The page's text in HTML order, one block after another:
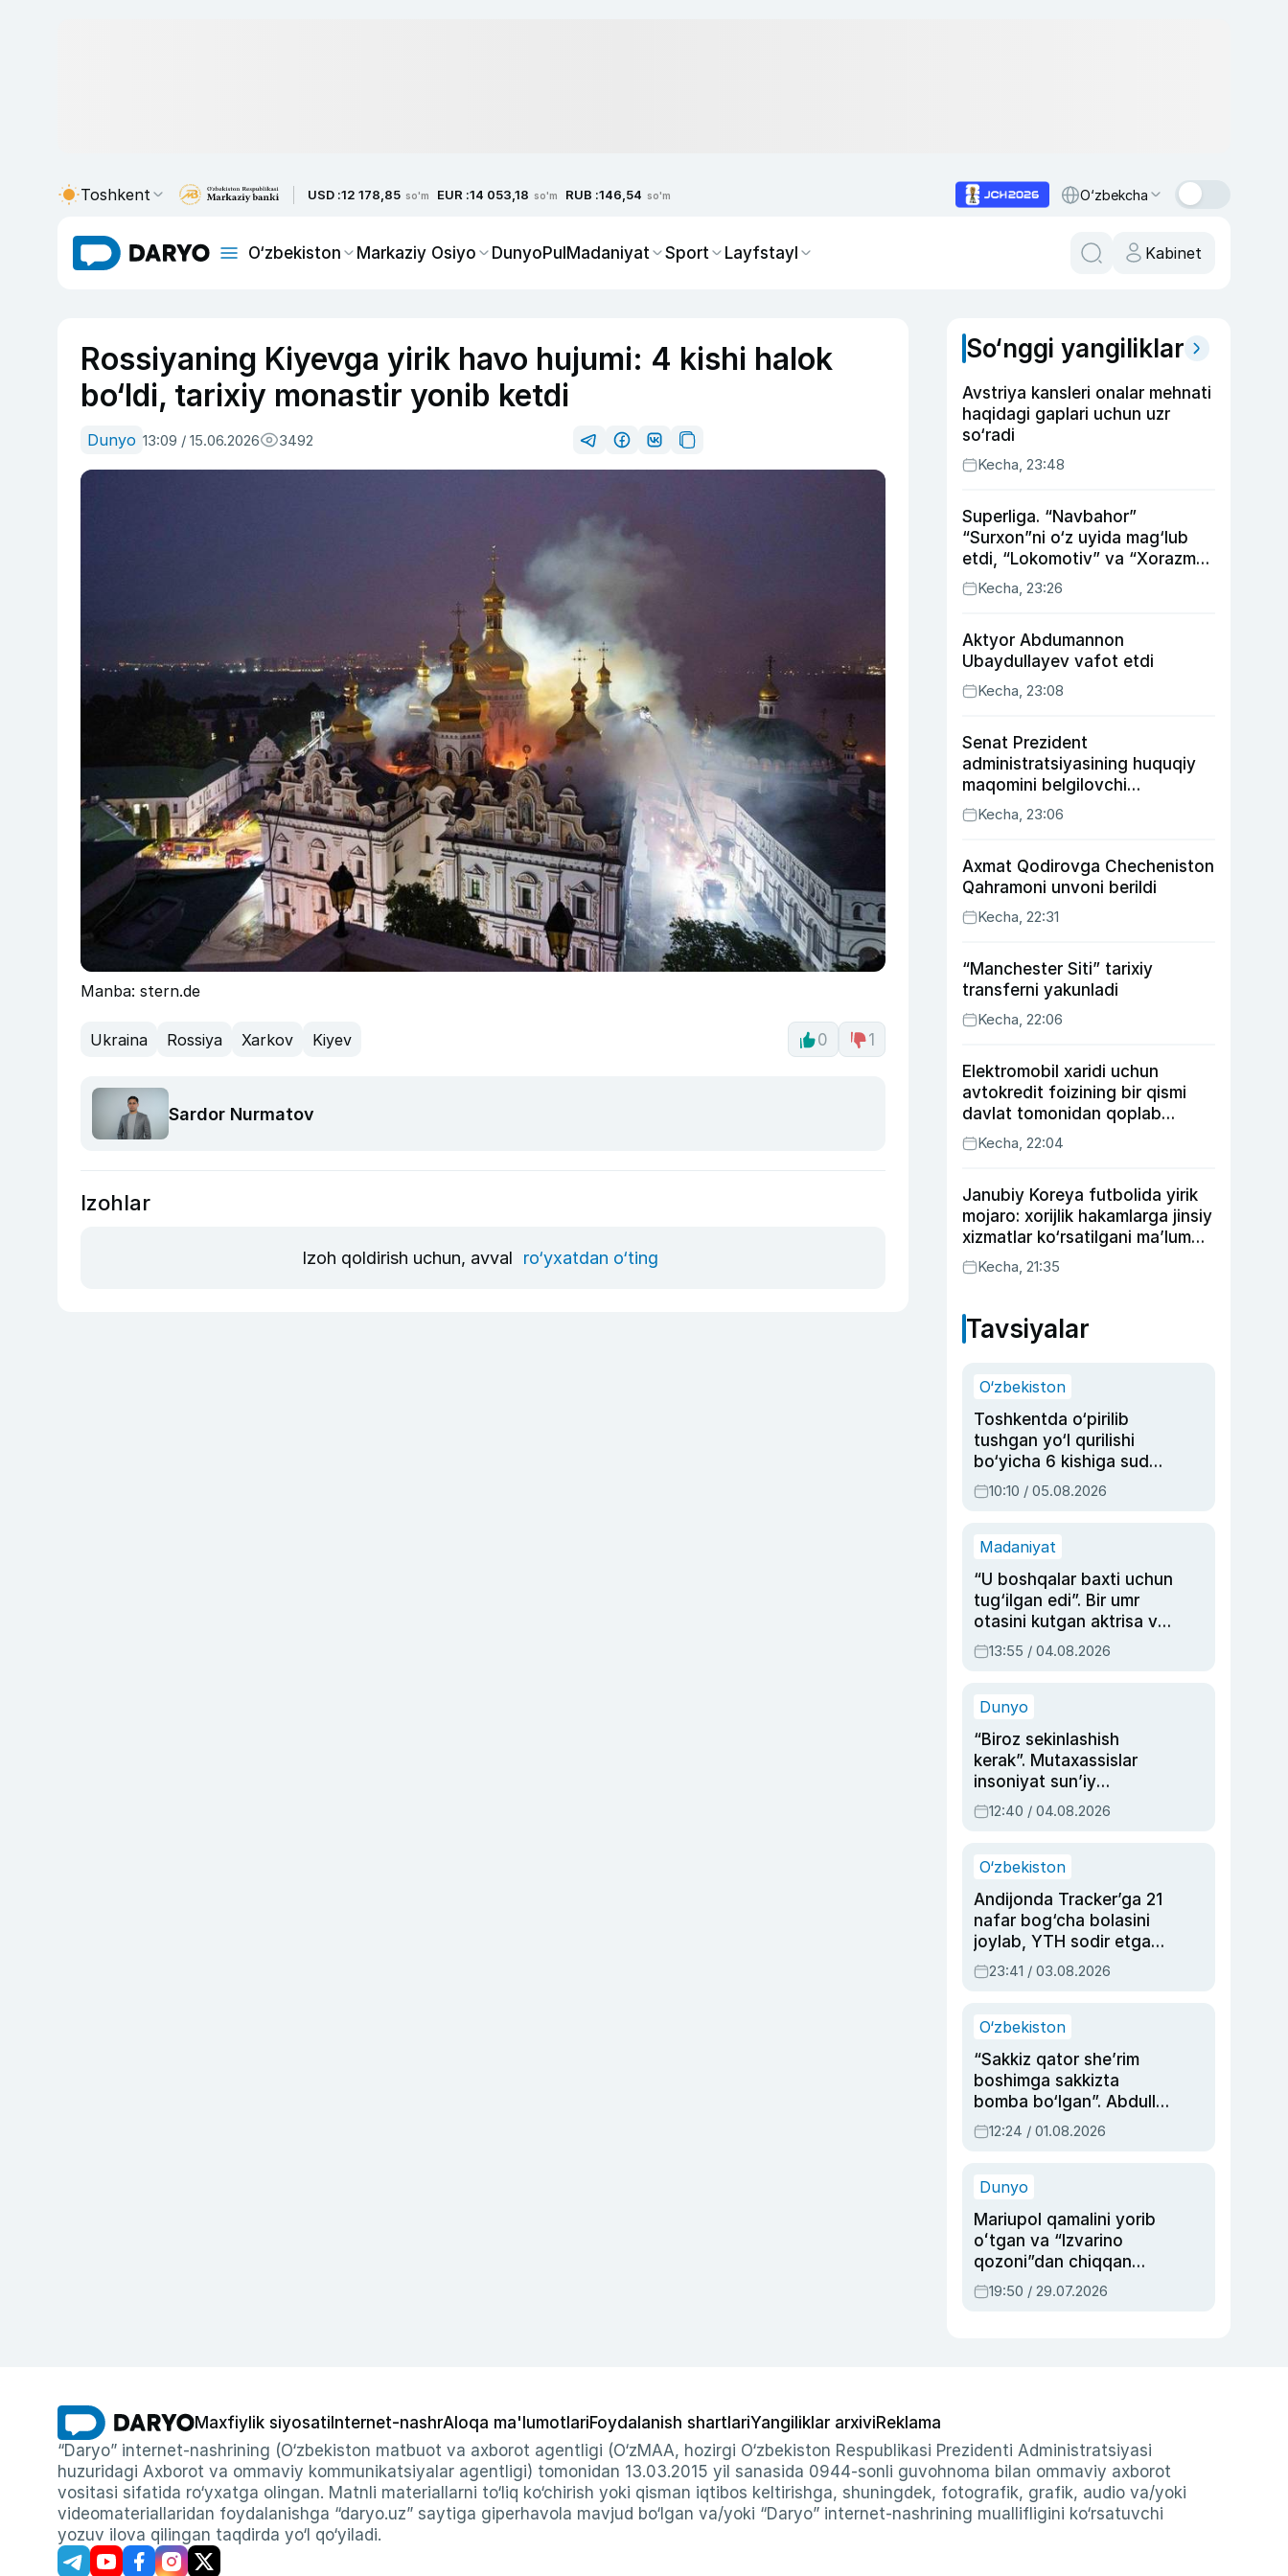
Toshkent USD :12 178,85 so'm EUR :14 053,18 so'm RUB :146,54 so'm O‘zbekcha
O‘zbekiston Markaziy Osiyo DunyoPulMadaniyat Sport Layfstayl Kabinet
Rossiyaning Kiyevga yirik havo hujumi: 4 kishi halok
bo‘ldi, tarixiy monastir yonib ketdi
Dunyo 13:09 / 15.06.2026 3492
Manba: stern.de
Ukraina Rossiya Xarkov Kiyev 0 1
Sardor Nurmatov
Izohlar
Izoh qoldirish uchun, avval ro‘yxatdan o‘ting
So‘nggi yangiliklar
Avstriya kansleri onalar mehnati
haqidagi gaplari uchun uzr
so‘radi
Kecha, 23:48
Superliga. “Navbahor”
“Surxon”ni o‘z uyida mag‘lub
etdi, “Lokomotiv” va “Xorazm”
uyda g‘alaba qozondi
Kecha, 23:26
Aktyor Abdu­mannon
Ubaydullayev vafot etdi
Kecha, 23:08
Senat Prezident
administratsiyasining huquqiy
maqomini belgilovchi
konstitutsiyaviy qonunni
ma’qulladi
Kecha, 23:06
Axmat Qodirovga Checheniston
Qahramoni unvoni berildi
Kecha, 22:31
“Manchester Siti” tarixiy
transferni yakunladi
Kecha, 22:06
Elektromobil xaridi uchun
avtokredit foizining bir qismi
davlat tomonidan qoplab
berilishi mumkin
Kecha, 22:04
Janubiy Koreya futbolida yirik
mojaro: xorijlik hakamlarga jinsiy
xizmatlar ko‘rsatilgani ma’lum
qilindi
Kecha, 21:35
Tavsiyalar
O‘zbekiston
Toshkentda o‘pirilib
tushgan yo‘l qurilishi
bo‘yicha 6 kishiga sud
hukmi o‘qildi
10:10 / 05.08.2026
Madaniyat
“U boshqalar baxti uchun
tug‘ilgan edi”. Bir umr
otasini kutgan aktrisa va
dublyaj ustasi Rimma
Ahmedovaning
13:55 / 04.08.2026
Dunyo
“Biroz sekinlashish
kerak”. Mutaxassislar
insoniyat sun’iy
intellektni boshqara
olmay qolishidan xavotir
12:40 / 04.08.2026
O‘zbekiston
Andijonda Tracker’ga 21
nafar bog‘cha bolasini
joylab, YTH sodir etgan
ayolga sud hukmi o‘qildi
23:41 / 03.08.2026
O‘zbekiston
“Sakkiz qator she’rim
boshimga sakkizta
bomba bo‘lgan”. Abdulla
Oripovni siyosiy
ayblovlardan asrab
12:24 / 01.08.2026
Dunyo
Mariupol qamalini yorib
oʻtgan va “Izvarino
qozoni”dan chiqqan
qahramon — Ukraina
armiyasi bosh
19:50 / 29.07.2026
Maxfiylik siyosati Internet-nashrAloqa ma'lumotlariFoydalanish shartlariYangiliklar arxiviReklama
“Daryo” internet-nashrining (O‘zbekiston matbuot va axborot agentligi (O‘zMAA, hozirgi O‘zbekiston Respublikasi Prezidenti Administratsiyasi
huzuridagi Axborot va ommaviy kommunikatsiyalar agentligi) tomonidan 13.03.2015 yil sanasida 0944-sonli guvohnoma bilan ommaviy axborot
vositasi sifatida ro‘yxatga olingan. Matnli materiallarni to‘liq ko‘chirish yoki qisman iqtibos keltirishga, shuningdek, fotografik, grafik, audio va/yoki
videomateriallaridan foydalanishga “daryo.uz” saytiga giperhavola mavjud bo‘lgan va/yoki “Daryo” internet-nashrining muallifligini ko‘rsatuvchi
yozuv ilova qilingan taqdirda yo‘l qo‘yiladi.